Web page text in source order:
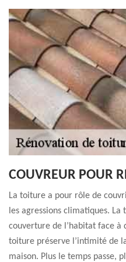
COUVREUR POUR
La toiture a pour rôle de
les agressions climatiques.
couverture de l’habitat face à
toiture préserve l’intimité de
maison. Plus le temps passe,